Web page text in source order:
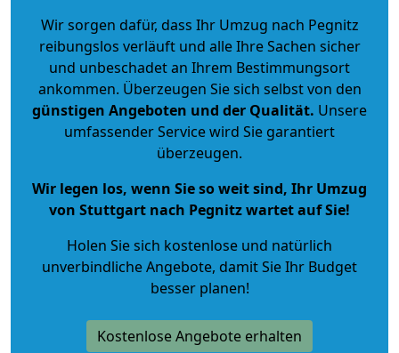
Wir sorgen dafür, dass Ihr Umzug nach Pegnitz
reibungslos verläuft und alle Ihre Sachen sicher
und unbeschadet an Ihrem Bestimmungsort
ankommen. Überzeugen Sie sich selbst von den
günstigen Angeboten und der Qualität. Unsere
umfassender Service wird Sie garantiert
überzeugen.
Wir legen los, wenn Sie so weit sind, Ihr Umzug
von Stuttgart nach Pegnitz wartet auf Sie!
Holen Sie sich kostenlose und natürlich
unverbindliche Angebote, damit Sie Ihr Budget
besser planen!
Kostenlose Angebote erhalten